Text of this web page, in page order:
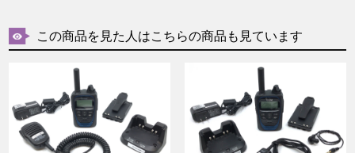
この商品を見た人はこちらの商品も見ています